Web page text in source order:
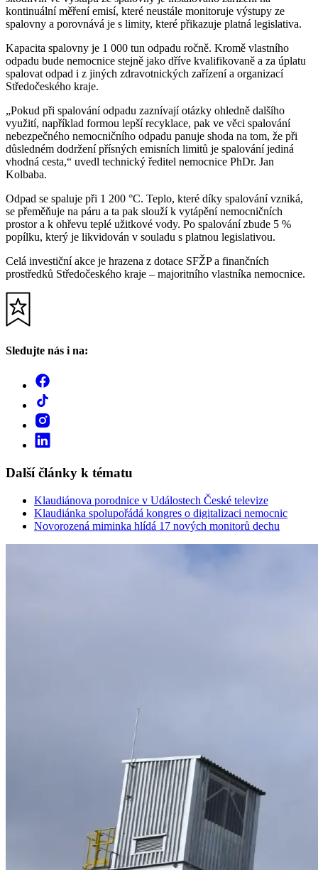
kontinuální měření emisí, které neustále monitoruje výstupy ze
spalovny a porovnává je s limity, které přikazuje platná legislativa.
Kapacita spalovny je 1 000 tun odpadu ročně. Kromě vlastního
odpadu bude nemocnice stejně jako dříve kvalifikovaně a za úplatu
spalovat odpad i z jiných zdravotnických zařízení a organizací
Středočeského kraje.
„Pokud při spalování odpadu zaznívají otázky ohledně dalšího
využití, například formou lepší recyklace, pak ve věci spalování
nebezpečného nemocničního odpadu panuje shoda na tom, že při
důsledném dodržení přísných emisních limitů je spalování jediná
vhodná cesta,“ uvedl technický ředitel nemocnice PhDr. Jan
Kolbaba.
Odpad se spaluje při 1 200 °C. Teplo, které díky spalování vzniká,
se přeměňuje na páru a ta pak slouží k vytápění nemocničních
prostor a k ohřevu teplé užitkové vody. Po spalování zbude 5 %
popílku, který je likvidován v souladu s platnou legislativou.
Celá investiční akce je hrazena z dotace SFŽP a finančních
prostředků Středočeského kraje – majoritního vlastníka nemocnice.
Sledujte nás i na:
Další články k tématu
Klaudiánova porodnice v Událostech České televize
Klaudiánka spolupořádá kongres o digitalizaci nemocnic
Novorozená miminka hlídá 17 nových monitorů dechu